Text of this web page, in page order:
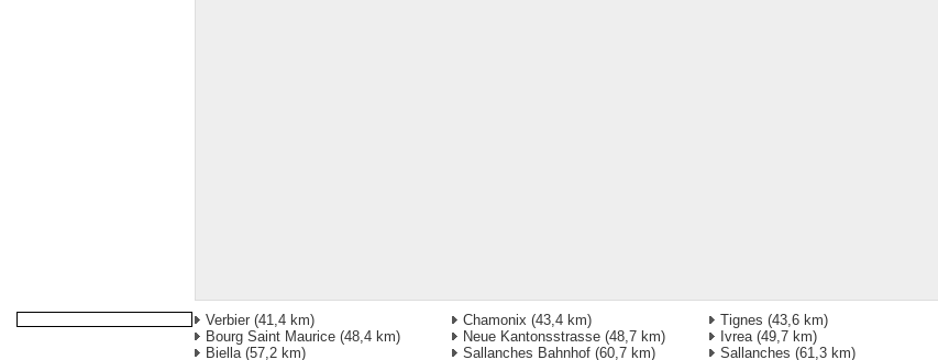
Verbier (41,4 km) Chamonix (43,4 km) Tignes (43,6 km)
Bourg Saint Maurice (48,4 km) Neue Kantonsstrasse (48,7 km) Ivrea (49,7 km)
Biella (57,2 km) Sallanches Bahnhof (60,7 km) Sallanches (61,3 km)